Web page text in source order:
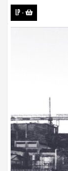
LP-